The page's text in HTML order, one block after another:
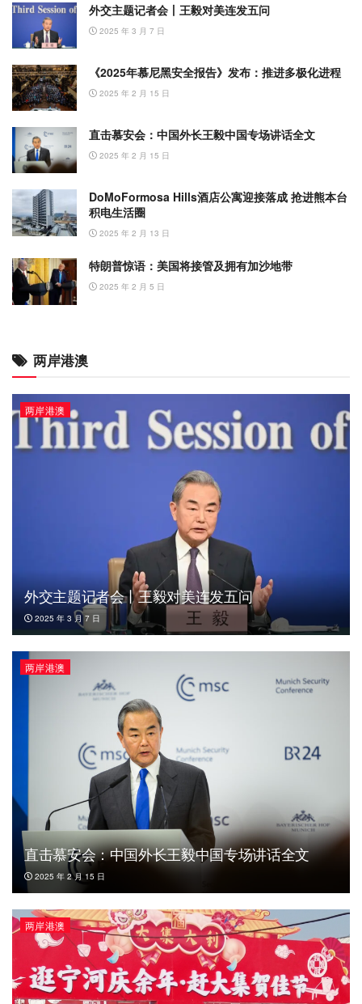
外交主题记者会丨王毅对美连发五问
2025 年 3 月 7 日
《2025年慕尼黑安全报告》发布：推进多极化进程
2025 年 2 月 15 日
直击慕安会：中国外长王毅中国专场讲话全文
2025 年 2 月 15 日
DoMoFormosa Hills酒店公寓迎接落成 抢进熊本台
积电生活圈
2025 年 2 月 13 日
特朗普惊语：美国将接管及拥有加沙地带
2025 年 2 月 5 日
两岸港澳
两岸港澳
外交主题记者会丨王毅对美连发五问
2025 年 3 月 7 日
两岸港澳
直击慕安会：中国外长王毅中国专场讲话全文
2025 年 2 月 15 日
两岸港澳